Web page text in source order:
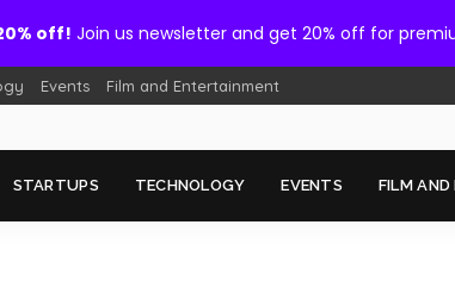
off! Join us newsletter and get 20% off for
Events Film and Entertainment
STARTUPS TECHNOLOGY EVENTS FILM AND